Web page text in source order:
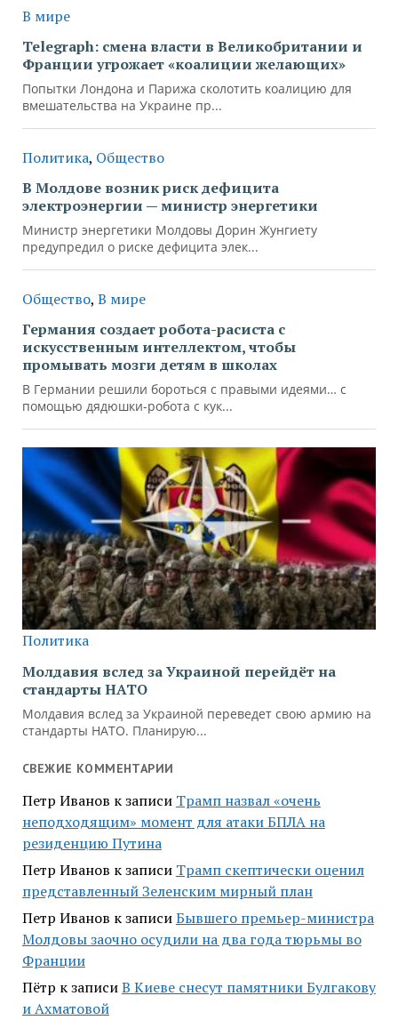
СВЕЖИЕ КОММЕНТАРИИ
Петр Иванов к записи Трамп назвал «очень
неподходящим» момент для атаки БПЛА на
резиденцию Путина
Петр Иванов к записи Трамп скептически оценил
представленный Зеленским мирный план
Петр Иванов к записиБывшего премьер-министра
Молдовы заочно осудили на два года тюрьмы во
Франции
Пётр к записиВ Киеве снесут памятники Булгакову
и Ахматовой